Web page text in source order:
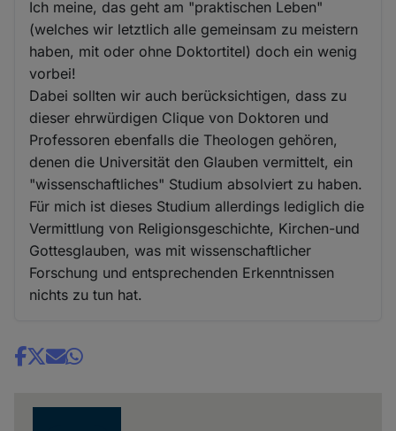
Ich meine, das geht am "praktischen Leben"
(welches wir letztlich alle gemeinsam zu meistern
haben, mit oder ohne Doktortitel) doch ein wenig
vorbei!
Dabei sollten wir auch berücksichtigen, dass zu
dieser ehrwürdigen Clique von Doktoren und
Professoren ebenfalls die Theologen gehören,
denen die Universität den Glauben vermittelt, ein
"wissenschaftliches" Studium absolviert zu haben.
Für mich ist dieses Studium allerdings lediglich die
Vermittlung von Religionsgeschichte, Kirchen-und
Gottesglauben, was mit wissenschaftlicher
Forschung und entsprechenden Erkenntnissen
nichts zu tun hat.
Share